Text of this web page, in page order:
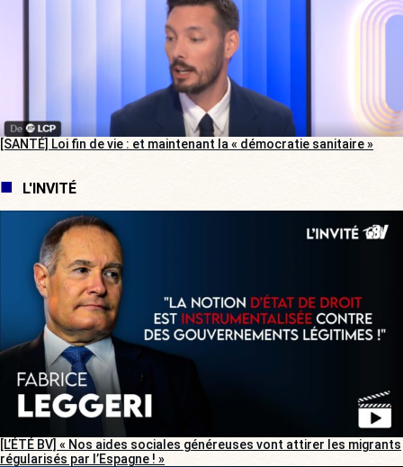
[SANTÉ] Loi fin de vie : et maintenant la « démocratie sanitaire »
L'INVITÉ
[L’ÉTÉ BV] « Nos aides sociales généreuses vont attirer les migrants
régularisés par l’Espagne ! »